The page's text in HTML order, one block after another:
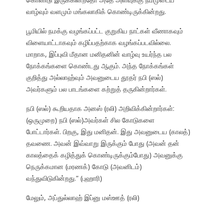
வாழ்வும் வளமும் மங்கலாகிக் கொண்டிருக்கின்றது.
பூமியில் நமக்கு வழங்கப்பட்ட குறுகிய நாட்கள் வீணாகவும்
விளையாட்டாகவும் கழிப்பதற்காக வழங்கப்படவில்லை.
மாறாக, இப்புவி மீதான மனிதனின் வாழ்வு உயர்ந்த பல
நோக்கங்களை கொண்டது ஆகும். அந்த நோக்கங்கள்
குறித்து அல்லாஹ்வும் அவனுடைய தூதர் நபி (ஸல்)
அவர்களும் பல பாடங்களை கற்றுத் தருகின்றார்கள்.
நபி (ஸல்) கூறியதாக அனஸ் (ரலி) அறிவிக்கின்றார்கள்:
(ஒருமுறை) நபி (ஸல்)அவர்கள் சில கோடுகளை
போட்டார்கள். பிறகு, இது மனிதன். இது அவனுடைய (காலத்)
தவணை. அவன் இவ்வாறு இருக்கும் போது (அவன் தன்
காலத்தைக் கழித்துக் கொண்டிருக்கும்போது) அவனுக்கு
நெருக்கமான (மரணக்) கோடு (அவனிடம்)
வந்துவிடுகின்றது.” (புஹாரி)
மேலும், அப்துல்லாஹ் இப்னு மஸ்ஊத் (ரலி)